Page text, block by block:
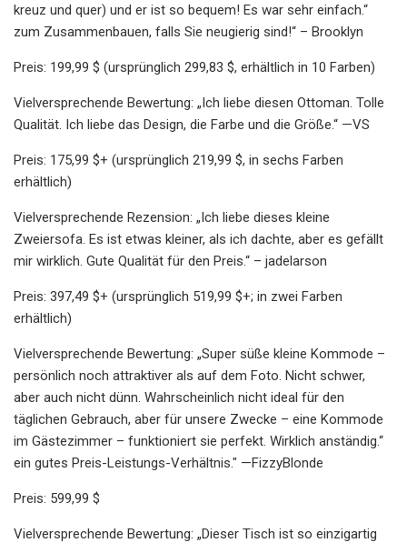
kreuz und quer) und er ist so bequem! Es war sehr einfach.“
zum Zusammenbauen, falls Sie neugierig sind!“ – Brooklyn
Preis: 199,99 $ (ursprünglich 299,83 $, erhältlich in 10 Farben)
Vielversprechende Bewertung: „Ich liebe diesen Ottoman. Tolle
Qualität. Ich liebe das Design, die Farbe und die Größe.“ —VS
Preis: 175,99 $+ (ursprünglich 219,99 $, in sechs Farben
erhältlich)
Vielversprechende Rezension: „Ich liebe dieses kleine
Zweiersofa. Es ist etwas kleiner, als ich dachte, aber es gefällt
mir wirklich. Gute Qualität für den Preis.“ – jadelarson
Preis: 397,49 $+ (ursprünglich 519,99 $+; in zwei Farben
erhältlich)
Vielversprechende Bewertung: „Super süße kleine Kommode –
persönlich noch attraktiver als auf dem Foto. Nicht schwer,
aber auch nicht dünn. Wahrscheinlich nicht ideal für den
täglichen Gebrauch, aber für unsere Zwecke – eine Kommode
im Gästezimmer – funktioniert sie perfekt. Wirklich anständig.“
ein gutes Preis-Leistungs-Verhältnis." —FizzyBlonde
Preis: 599,99 $
Vielversprechende Bewertung: „Dieser Tisch ist so einzigartig